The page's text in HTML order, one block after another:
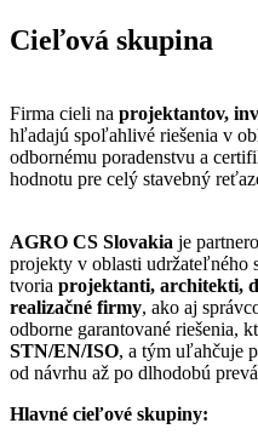
Cieľová skupina
Firma cieli na projektantov,
hľadajú spoľahlivé riešenia v
odbornému poradenstvu a
hodnotu pre celý stavebný
AGRO CS Slovakia je
projekty v oblasti udržateľného
tvoria projektanti, architekti,
realizačné firmy, ako aj
odborne garantované riešenia,
STN/EN/ISO, a tým uľahčuje
od návrhu až po dlhodobú
Hlavné cieľové skupiny: